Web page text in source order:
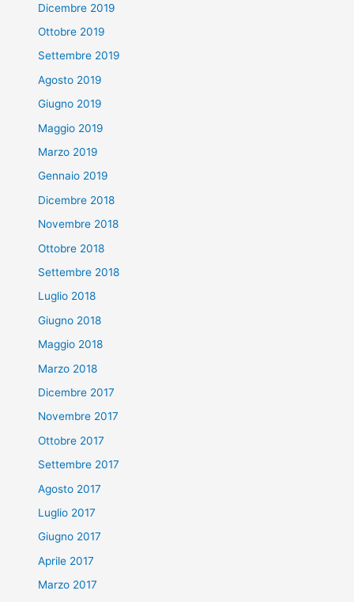
Dicembre 2019
Ottobre 2019
Settembre 2019
Agosto 2019
Giugno 2019
Maggio 2019
Marzo 2019
Gennaio 2019
Dicembre 2018
Novembre 2018
Ottobre 2018
Settembre 2018
Luglio 2018
Giugno 2018
Maggio 2018
Marzo 2018
Dicembre 2017
Novembre 2017
Ottobre 2017
Settembre 2017
Agosto 2017
Luglio 2017
Giugno 2017
Aprile 2017
Marzo 2017